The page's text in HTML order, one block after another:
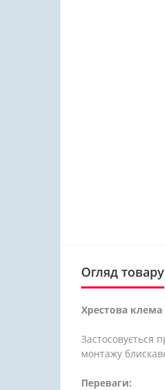
Огляд товару
Хрестова клема
Застосовується
монтажу
Переваги: